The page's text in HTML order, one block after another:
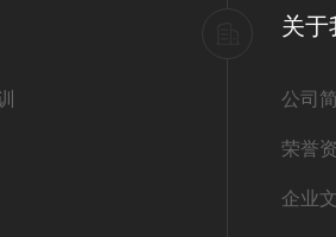
关于
公司
荣誉
企业